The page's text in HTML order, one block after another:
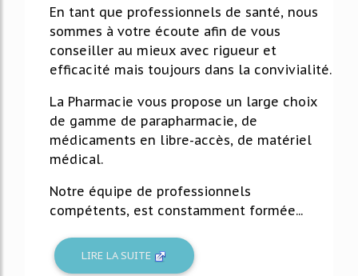
En tant que professionnels de santé, nous
sommes à votre écoute afin de vous
conseiller au mieux avec rigueur et
efficacité mais toujours dans la convivialité.
La Pharmacie vous propose un large choix
de gamme de parapharmacie, de
médicaments en libre-accès, de matériel
médical.
Notre équipe de professionnels
compétents, est constamment formée...
LIRE LA SUITE